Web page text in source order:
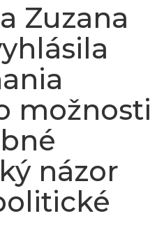
Zuzana
možnosti
názor